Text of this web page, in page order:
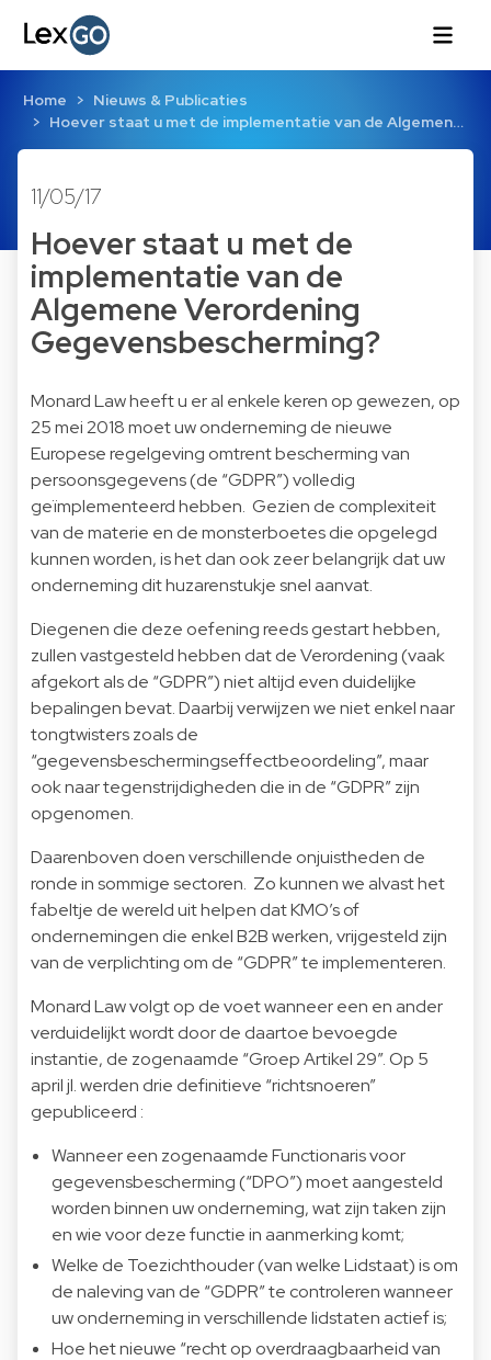
Home
Nieuws & Publicaties
Hoever staat u met de implementatie van de Algemen…
11/05/17
Hoever staat u met de
implementatie van de
Algemene Verordening
Gegevensbescherming?
Monard Law heeft u er al enkele keren op gewezen, op
25 mei 2018 moet uw onderneming de nieuwe
Europese regelgeving omtrent bescherming van
persoonsgegevens (de “GDPR”) volledig
geïmplementeerd hebben. Gezien de complexiteit
van de materie en de monsterboetes die opgelegd
kunnen worden, is het dan ook zeer belangrijk dat uw
onderneming dit huzarenstukje snel aanvat.
Diegenen die deze oefening reeds gestart hebben,
zullen vastgesteld hebben dat de Verordening (vaak
afgekort als de “GDPR”) niet altijd even duidelijke
bepalingen bevat. Daarbij verwijzen we niet enkel naar
tongtwisters zoals de
“gegevensbeschermingseffectbeoordeling”, maar
ook naar tegenstrijdigheden die in de “GDPR” zijn
opgenomen.
Daarenboven doen verschillende onjuistheden de
ronde in sommige sectoren. Zo kunnen we alvast het
fabeltje de wereld uit helpen dat KMO’s of
ondernemingen die enkel B2B werken, vrijgesteld zijn
van de verplichting om de “GDPR” te implementeren.
Monard Law volgt op de voet wanneer een en ander
verduidelijkt wordt door de daartoe bevoegde
instantie, de zogenaamde “Groep Artikel 29”. Op 5
april jl. werden drie definitieve “richtsnoeren”
gepubliceerd :
Wanneer een zogenaamde Functionaris voor
gegevensbescherming (“DPO”) moet aangesteld
worden binnen uw onderneming, wat zijn taken zijn
en wie voor deze functie in aanmerking komt;
Welke de Toezichthouder (van welke Lidstaat) is om
de naleving van de “GDPR” te controleren wanneer
uw onderneming in verschillende lidstaten actief is;
Hoe het nieuwe “recht op overdraagbaarheid van